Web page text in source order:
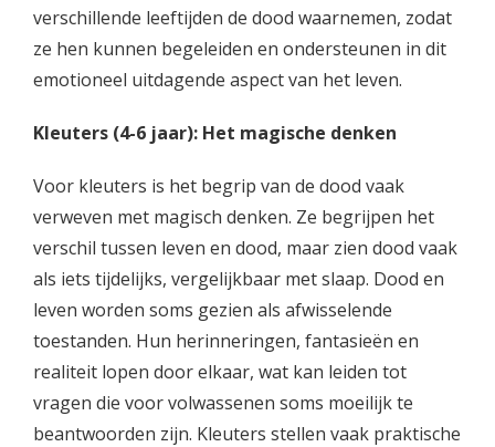
verschillende leeftijden de dood waarnemen, zodat
ze hen kunnen begeleiden en ondersteunen in dit
emotioneel uitdagende aspect van het leven.
Kleuters (4-6 jaar): Het magische denken
Voor kleuters is het begrip van de dood vaak
verweven met magisch denken. Ze begrijpen het
verschil tussen leven en dood, maar zien dood vaak
als iets tijdelijks, vergelijkbaar met slaap. Dood en
leven worden soms gezien als afwisselende
toestanden. Hun herinneringen, fantasieën en
realiteit lopen door elkaar, wat kan leiden tot
vragen die voor volwassenen soms moeilijk te
beantwoorden zijn. Kleuters stellen vaak praktische